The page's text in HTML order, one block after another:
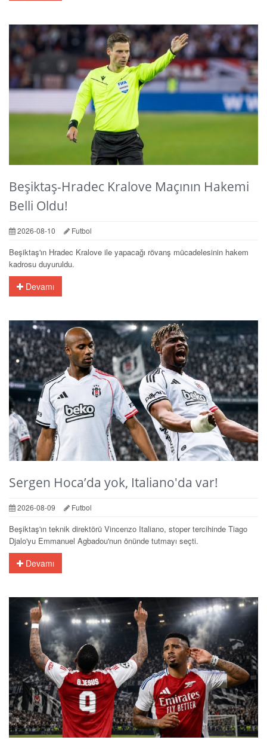
Beşiktaş-Hradec Kralove Maçının Hakemi
Belli Oldu!
2026-08-10 Futbol
Beşiktaş'ın Hradec Kralove ile yapacağı rövanş mücadelesinin hakem
kadrosu duyuruldu.
Devamı
Sergen Hoca’da yok, Italiano'da var!
2026-08-09 Futbol
Beşiktaş'ın teknik direktörü Vincenzo Italiano, stoper tercihinde Tiago
Djalo'yu Emmanuel Agbadou'nun önünde tutmayı seçti.
Devamı